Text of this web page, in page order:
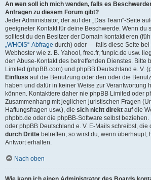
An wen soll ich mich wenden, falls es
Anfragen zu diesem Forum gibt?
Jeder Administrator, der auf der „Das Team“-Seite
geeigneter Kontakt für deine Beschwerde. Wenn du
solltest du den Besitzer der Domain kontaktieren
„WHOIS“-Abfrage durch) oder — falls diese Seite bei
Webhoster wie z. B. Yahoo!, free.fr, funpic.de usw.
den Abuse-Kontakt des betreffenden Dienstes. Bitte
Limited (phpBB.com) und phpBB Deutschland e. V.
Einfluss auf die Benutzung oder den oder die
haben und dafür in keiner Weise zur Verantwortung
können. Kontaktiere daher nie phpBB Limited oder
Zusammenhang mit jeglichen juristischen Fragen
Haftungsfragen usw.), die sich nicht direkt auf die
phpbb.de oder die phpBB-Software selbst beziehen.
oder phpBB Deutschland e. V. E-Mails schreibst, die
durch Dritte betreffen, so wirst du, wenn überhaupt,
Antwort erhalten.
Nach oben